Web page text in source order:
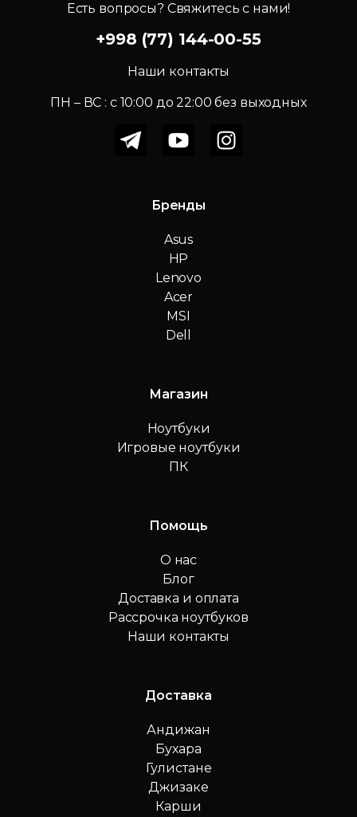
Есть вопросы? Свяжитесь с нами!
+998 (77) 144-00-55
Наши контакты
ПН – ВС : c 10:00 до 22:00 без выходных
Бренды
Asus
HP
Lenovo
Acer
MSI
Dell
Магазин
Ноутбуки
Игровые ноутбуки
ПК
Помощь
О нас
Блог
Доставка и оплата
Рассрочка ноутбуков
Наши контакты
Доставка
Андижан
Бухара
Гулистане
Джизаке
Карши